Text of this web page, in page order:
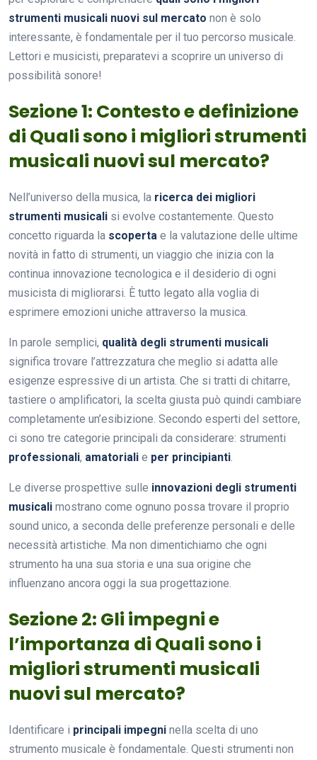
strumenti musicali nuovi sul mercato non è solo
interessante, è fondamentale per il tuo percorso musicale.
Lettori e musicisti, preparatevi a scoprire un universo di
possibilità sonore!
Sezione 1: Contesto e definizione
di Quali sono i migliori strumenti
musicali nuovi sul mercato?
Nell’universo della musica, la ricerca dei migliori
strumenti musicali si evolve costantemente. Questo
concetto riguarda la scoperta e la valutazione delle ultime
novità in fatto di strumenti, un viaggio che inizia con la
continua innovazione tecnologica e il desiderio di ogni
musicista di migliorarsi. È tutto legato alla voglia di
esprimere emozioni uniche attraverso la musica.
In parole semplici, qualità degli strumenti musicali
significa trovare l’attrezzatura che meglio si adatta alle
esigenze espressive di un artista. Che si tratti di chitarre,
tastiere o amplificatori, la scelta giusta può quindi cambiare
completamente un’esibizione. Secondo esperti del settore,
ci sono tre categorie principali da considerare: strumenti
professionali, amatoriali e per principianti.
Le diverse prospettive sulle innovazioni degli strumenti
musicali mostrano come ognuno possa trovare il proprio
sound unico, a seconda delle preferenze personali e delle
necessità artistiche. Ma non dimentichiamo che ogni
strumento ha una sua storia e una sua origine che
influenzano ancora oggi la sua progettazione.
Sezione 2: Gli impegni e
l’importanza di Quali sono i
migliori strumenti musicali
nuovi sul mercato?
Identificare i principali impegni nella scelta di uno
strumento musicale è fondamentale. Questi strumenti non